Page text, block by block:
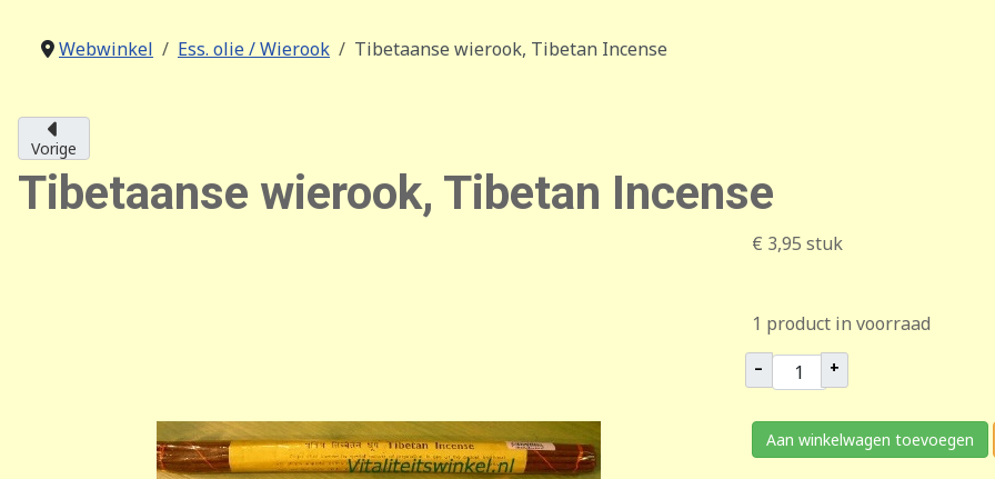
Webwinkel Ess. olie / Wierook Tibetaanse wierook, Tibetan Incense
Vorige
Tibetaanse wierook, Tibetan Incense
€ 3,95 stuk
1 product in voorraad
– +
Aan winkelwagen toevoegen